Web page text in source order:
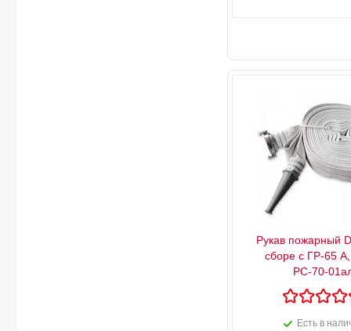
Рукав пожарный
сборе с ГР-65 А,
РС-70-
Есть в